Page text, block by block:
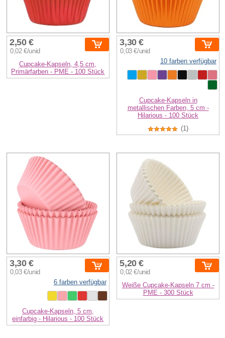
2,50 €
0,02 €/unid
Cupcake-Kapseln, 4,5 cm,
Primärfarben - PME - 100 Stück
3,30 €
0,03 €/unid
10 farben verfügbar
Cupcake-Kapseln in
metallischen Farben, 5 cm -
Hilarious - 100 Stück
(1)
3,30 €
0,03 €/unid
6 farben verfügbar
Cupcake-Kapseln, 5 cm,
einfarbig - Hilarious - 100 Stück
5,20 €
0,02 €/unid
Weiße Cupcake-Kapseln 7 cm -
PME - 300 Stück